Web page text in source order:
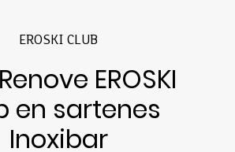
EROSKI CLUB
EROSKI
en sartenes
Inoxibar